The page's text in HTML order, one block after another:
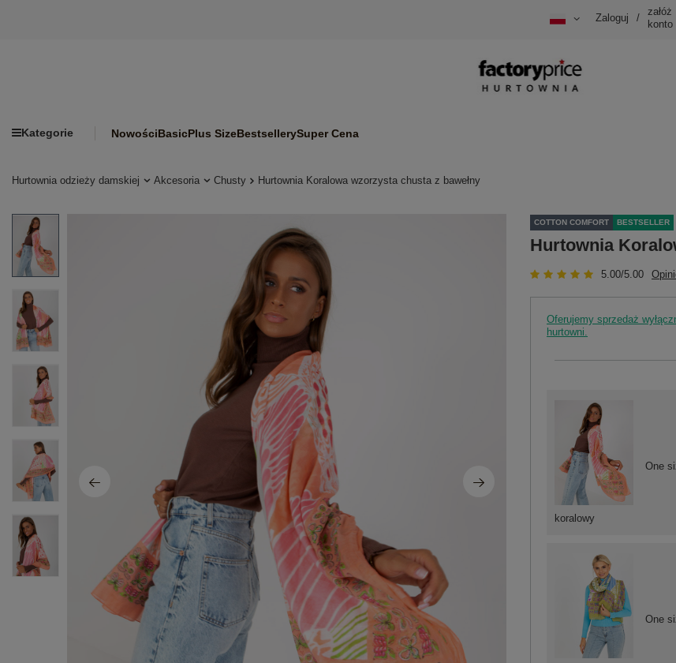
Zaloguj /
załóż
konto
Kategorie NowościBasicPlus SizeBestsellerySuper Cena
Hurtownia odzieży damskiej Akcesoria Chusty Hurtownia Koralowa wzorzysta chusta z bawełny
COTTON COMFORT BESTSELLER
Hurtownia
5.00/5.00
Oferujemy sprzedaż
hurtowni.
One
koralowy
One